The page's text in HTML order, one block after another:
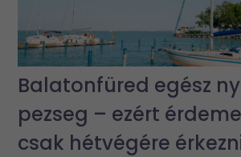
Balatonfüred egész
pezseg – ezért
csak hétvégére